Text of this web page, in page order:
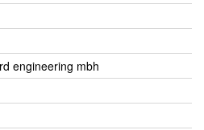
engineering mbh